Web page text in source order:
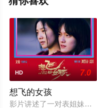
HD 7.0
想飞的女孩
影片讲述了一对表姐妹二